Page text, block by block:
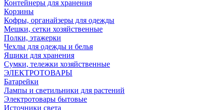
Контейнеры для хранения
Корзины
Кофры, органайзеры для одежды
Мешки, сетки хозяйственные
Полки, этажерки
Чехлы для одежды и белья
Ящики для хранения
Сумки, тележки хозяйственные
ЭЛЕКТРОТОВАРЫ
Батарейки
Лампы и светильники для растений
Электротовары бытовые
Источники света